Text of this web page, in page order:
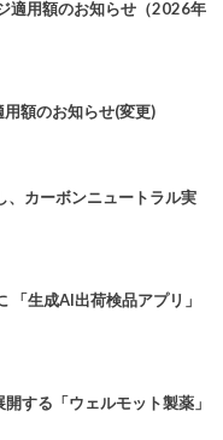
適用額のお知らせ（2026年
額のお知らせ(変更)
、カーボンニュートラル実
「生成AI出荷検品アプリ」
する「ウェルモット製薬」